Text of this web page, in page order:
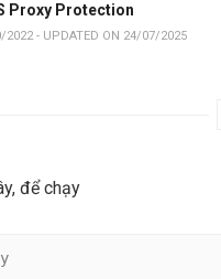
Proxy Protection
- UPDATED ON 24/07/2025
để chạy